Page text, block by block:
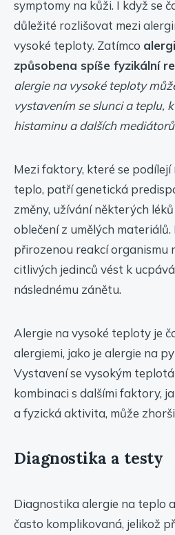
symptomy na kůži. I když se
důležité rozlišovat mezi
vysoké teploty. Zatímco
způsobena spíše fyzikální
alergie na vysoké teploty
vystavením se slunci a teplu,
histaminu a dalších
Mezi faktory, které se
teplo, patří genetická
změny, užívání některých
oblečení z umělých materiálů.
přirozenou reakcí organismu
citlivých jedinců vést k
následnému zánětu.
Alergie na vysoké teploty je
alergiemi, jako je alergie na
Vystavení se vysokým
kombinaci s dalšími faktory,
a fyzická aktivita, může
Diagnostika a testy
Diagnostika alergie na teplo
často komplikovaná, jelikož